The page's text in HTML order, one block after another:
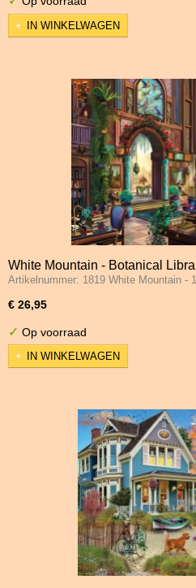
IN WINKELWAGEN
White Mountain - Botanical
Artikelnummer: 1819 White Mountain -
€ 26,95
✓ Op voorraad
IN WINKELWAGEN